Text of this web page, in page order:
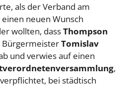
als der Verband am
neuen Wunsch
wollten, dassThompson
Tomislav
und verwies auf einen
,
bei städtisch